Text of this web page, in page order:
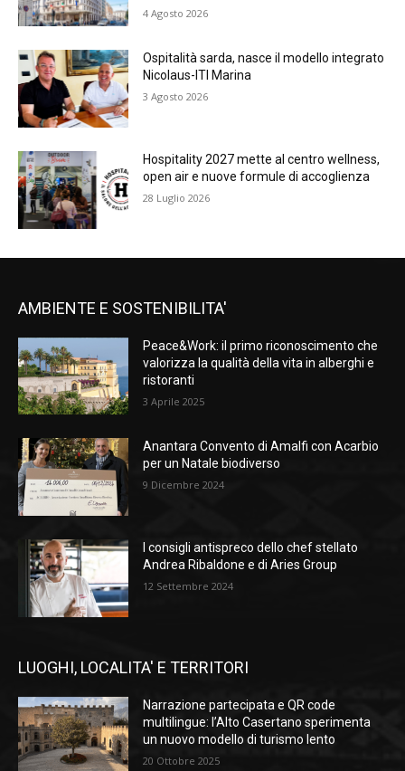
4 Agosto 2026
Ospitalità sarda, nasce il modello integrato
Nicolaus-ITI Marina
3 Agosto 2026
Hospitality 2027 mette al centro wellness,
open air e nuove formule di accoglienza
28 Luglio 2026
AMBIENTE E SOSTENIBILITA'
Peace&Work: il primo riconoscimento che
valorizza la qualità della vita in alberghi e
ristoranti
3 Aprile 2025
Anantara Convento di Amalfi con Acarbio
per un Natale biodiverso
9 Dicembre 2024
I consigli antispreco dello chef stellato
Andrea Ribaldone e di Aries Group
12 Settembre 2024
LUOGHI, LOCALITA' E TERRITORI
Narrazione partecipata e QR code
multilingue: l’Alto Casertano sperimenta
un nuovo modello di turismo lento
20 Ottobre 2025